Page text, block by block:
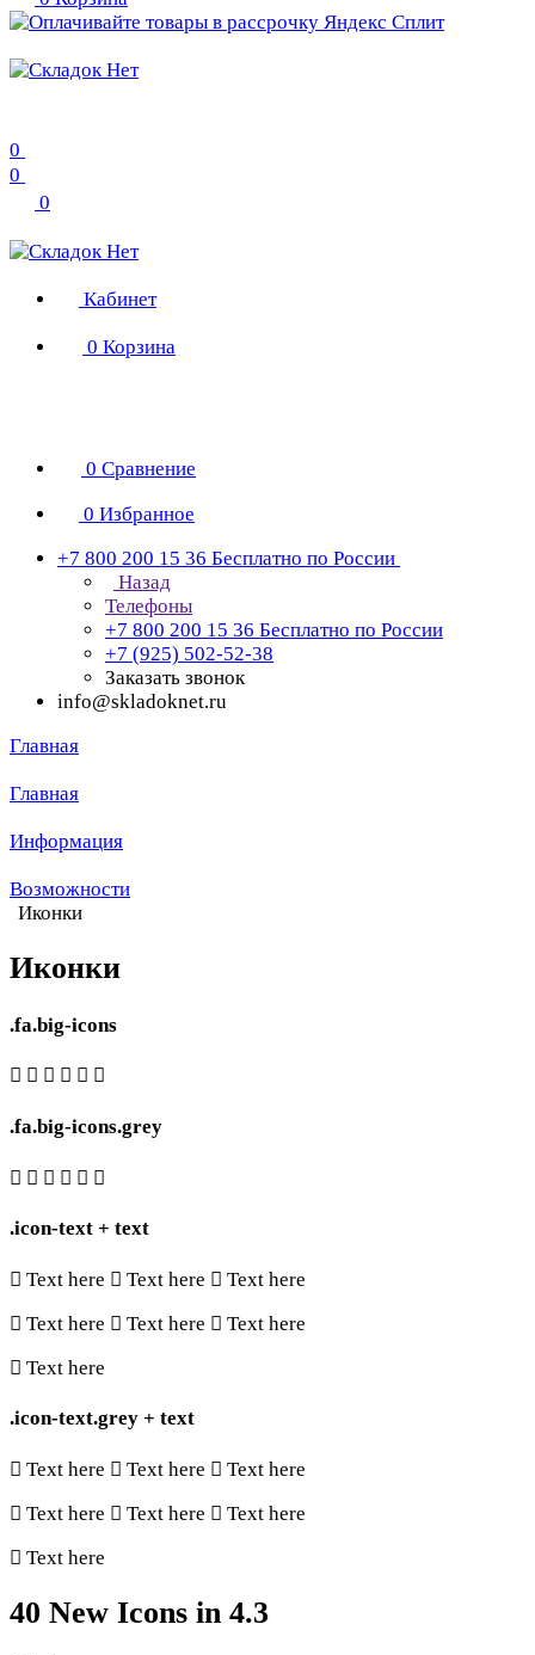
0
0
0
Кабинет
0 Корзина
0 Сравнение
0 Избранное
+7 800 200 15 36 Бесплатно по России
Назад
Телефоны
+7 800 200 15 36 Бесплатно по России
+7 (925) 502-52-38
Заказать звонок
info@skladoknet.ru
Главная
Главная
Информация
Возможности
Иконки
Иконки
.fa.big-icons
.fa.big-icons.grey
.icon-text + text
Text here Text here
Text here
Text here
Text here
Text here
Text here
.icon-text.grey + text
Text here Text here
Text here
Text here
Text here
Text here
Text here
40 New Icons in 4.3